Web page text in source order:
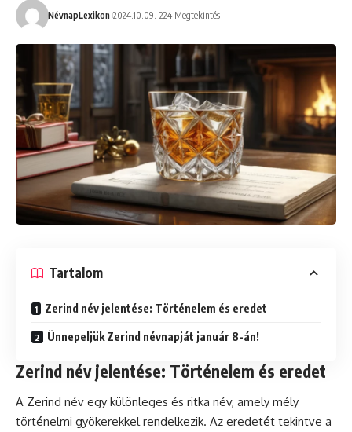
NévnapLexikon 2024.10.09. 224 Megtekintés
Tartalom
Zerind név jelentése: Történelem és eredet
Ünnepeljük Zerind névnapját január 8-án!
Zerind név jelentése: Történelem és eredet
A Zerind név egy különleges és ritka név, amely mély
történelmi gyökerekkel rendelkezik. Az eredetét tekintve a